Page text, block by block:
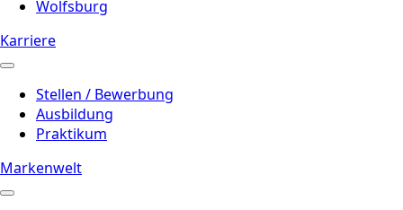
Wolfsburg
Karriere
Stellen / Bewerbung
Ausbildung
Praktikum
Markenwelt